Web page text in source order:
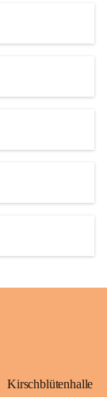
Kirschblütenhalle